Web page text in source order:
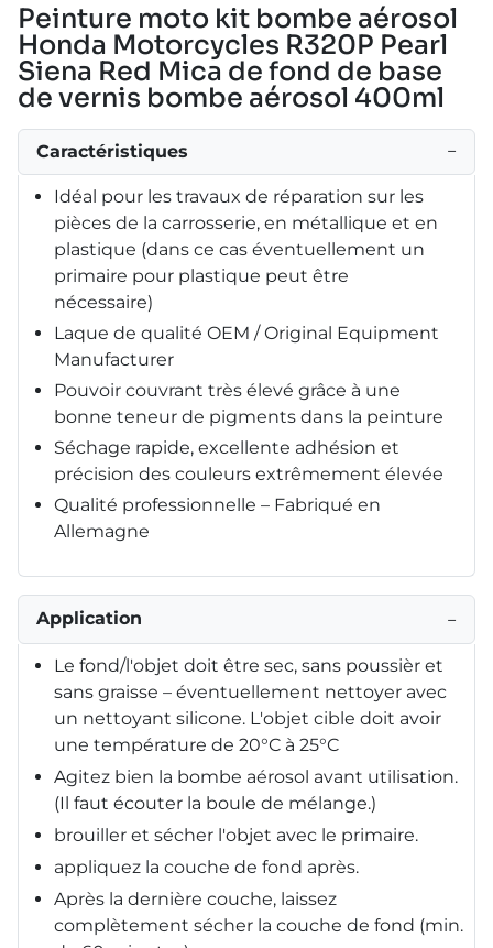
Peinture moto kit bombe aérosol
Honda Motorcycles R320P Pearl
Siena Red Mica de fond de base
de vernis bombe aérosol 400ml
Caractéristiques −
Idéal pour les travaux de réparation sur les
pièces de la carrosserie, en métallique et en
plastique (dans ce cas éventuellement un
primaire pour plastique peut être
nécessaire)
Laque de qualité OEM / Original Equipment
Manufacturer
Pouvoir couvrant très élevé grâce à une
bonne teneur de pigments dans la peinture
Séchage rapide, excellente adhésion et
précision des couleurs extrêmement élevée
Qualité professionnelle – Fabriqué en
Allemagne
Application −
Le fond/l'objet doit être sec, sans poussièr et
sans graisse – éventuellement nettoyer avec
un nettoyant silicone. L'objet cible doit avoir
une température de 20°C à 25°C
Agitez bien la bombe aérosol avant utilisation.
(Il faut écouter la boule de mélange.)
brouiller et sécher l'objet avec le primaire.
appliquez la couche de fond après.
Après la dernière couche, laissez
complètement sécher la couche de fond (min.